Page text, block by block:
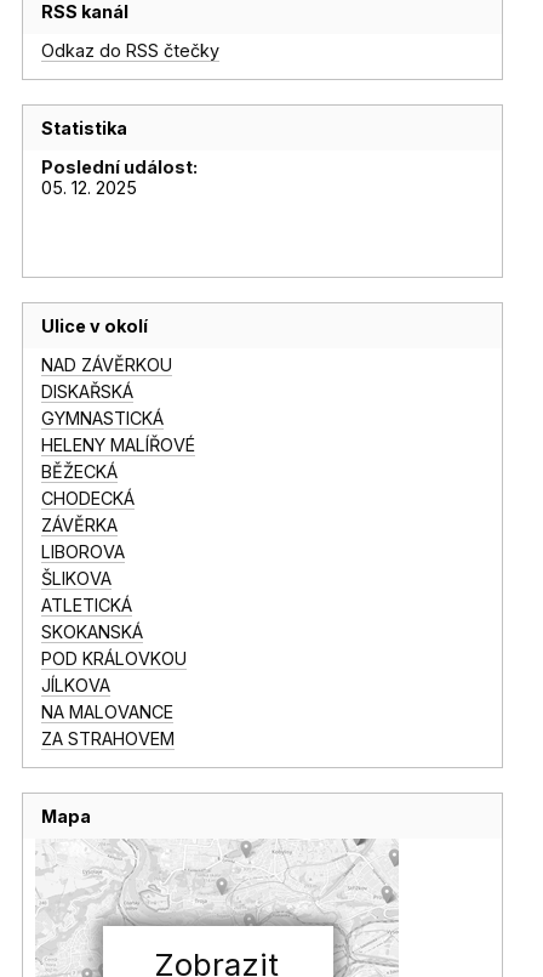
RSS kanál
Odkaz do RSS čtečky
Statistika
Poslední událost:
05. 12. 2025
Ulice v okolí
NAD ZÁVĚRKOU
DISKAŘSKÁ
GYMNASTICKÁ
HELENY MALÍŘOVÉ
BĚŽECKÁ
CHODECKÁ
ZÁVĚRKA
LIBOROVA
ŠLIKOVA
ATLETICKÁ
SKOKANSKÁ
POD KRÁLOVKOU
JÍLKOVA
NA MALOVANCE
ZA STRAHOVEM
Mapa
Zobrazit